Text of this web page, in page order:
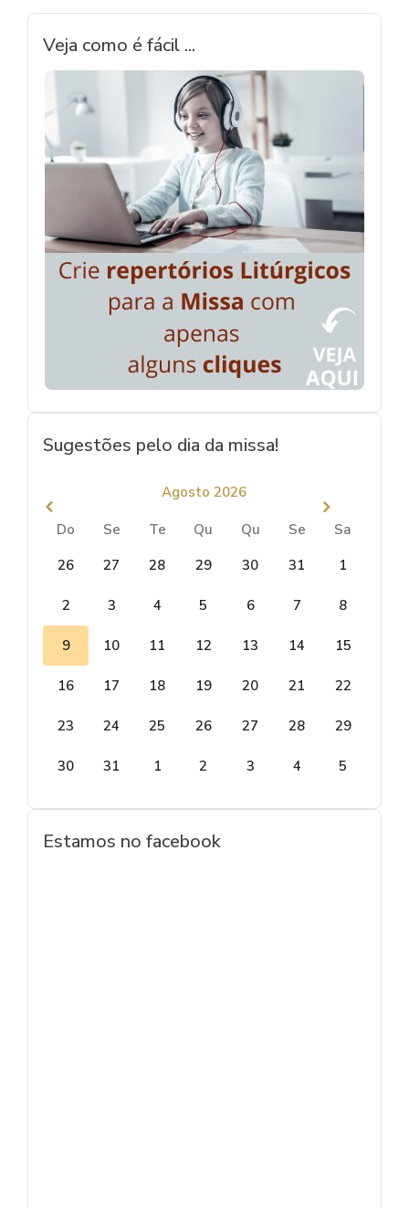
Veja como é fácil ...
Sugestões pelo dia da missa!
Agosto 2026
Do Se Te Qu Qu Se
Sa
26
27 28 29 30 31 1
2 3 4 5 6 7 8
9 10 11 12 13 14 15
16 17 18 19 20 21 22
23 24 25 26 27 28 29
30 31 1 2 3 4 5
Estamos no facebook